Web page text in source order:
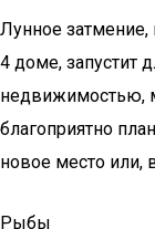
Лунное
4 доме, запустит
недвижимостью,
благоприятно
новое место или,
Рыбы